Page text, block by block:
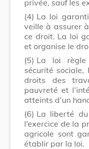
privée, sauf les
(4) La loi
veille à assurer
ce droit. La loi
et organise le
(5) La loi
sécurité
droits des
pauvreté et
atteints d’un
(6) La liberté du
l’exercice de la
agricole sont
établir par la loi.